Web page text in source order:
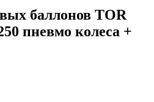
баллонов TOR
пневмо колеса +